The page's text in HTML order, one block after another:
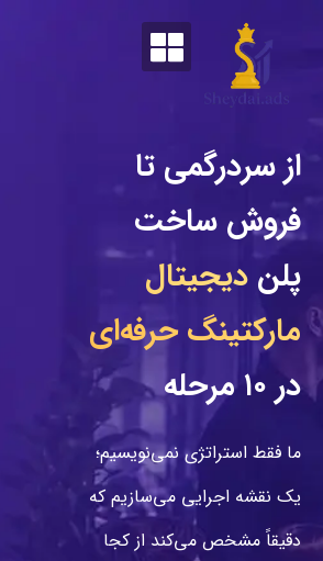
از سردرگمی تا
فروش ساخت
پلن دیجیتال
مارکتینگ حرفه‌ای
در ۱۰ مرحله
ما فقط استراتژی نمی‌نویسیم؛
یک نقشه اجرایی می‌سازیم که
دقیقاً مشخص می‌کند از کجا